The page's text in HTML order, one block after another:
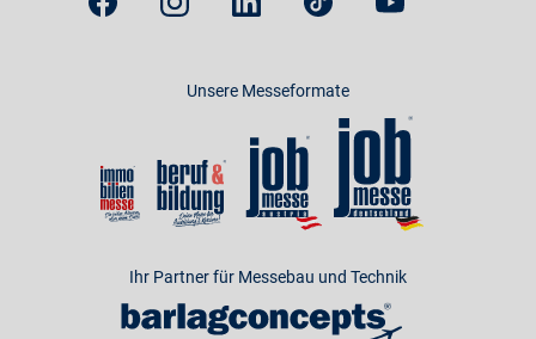
Unsere Messeformate
Ihr Partner für Messebau und Technik